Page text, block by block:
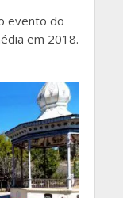
evento do
em 2018.